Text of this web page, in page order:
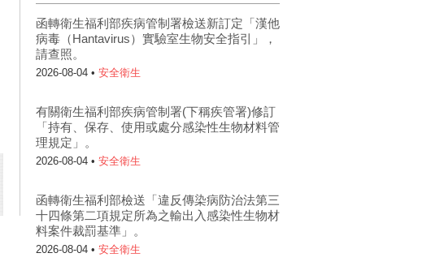
函轉衛生福利部疾病管制署檢送新訂定「漢他
病毒（Hantavirus）實驗室生物安全指引」，
請查照。
2026-08-04 • 安全衛生
有關衛生福利部疾病管制署(下稱疾管署)修訂
「持有、保存、使用或處分感染性生物材料管
理規定」。
2026-08-04 • 安全衛生
函轉衛生福利部檢送「違反傳染病防治法第三
十四條第二項規定所為之輸出入感染性生物材
料案件裁罰基準」。
2026-08-04 • 安全衛生